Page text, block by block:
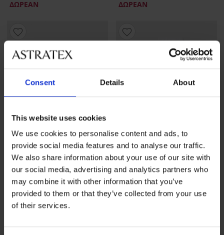
Consent Details About
This website uses cookies
We use cookies to personalise content and ads, to
provide social media features and to analyse our traffic.
We also share information about your use of our site with
our social media, advertising and analytics partners who
may combine it with other information that you’ve
provided to them or that they’ve collected from your use
of their services.
ΔΩΡΕΑΝ
ΔΩΡΕΑΝ
2+1 ΔΩΡΕΑΝ
3PACK Ανδρικές κάλτσες από
μπαμπού MEN-A Adams
9,29 €προσφορά 2+1
-40%
3PACK Αθλητικές κάλτσες